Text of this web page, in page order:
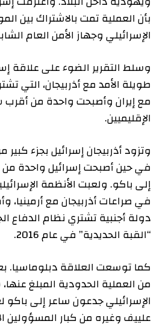
بأن العملية تمت بالاشتراك بين
الإسرائيلي وجهاز الأمن العام
وسلط التقرير الضوء على علاقة
طويلة الأمد مع أذربيجان، التي
مع إيران وأصبحت واحدة من
الإقليميين.
وتزود أذربيجان إسرائيل بجزء كبير
في حين أصبحت إسرائيل واحدة من
إلى باكو. ولعبت الأنظمة
في صراعات أذربيجان مع أرمينيا،
دولة أجنبية تشتري نظام الدفاع
“القبة الحديدية” في عام 2016.
كما توسعت العلاقة دبلوماسيا.
من العملية الحدودية المبلغ عنها،
الإسرائيلي جدعون ساعر إلى
علييف وغيره من كبار المسؤولين